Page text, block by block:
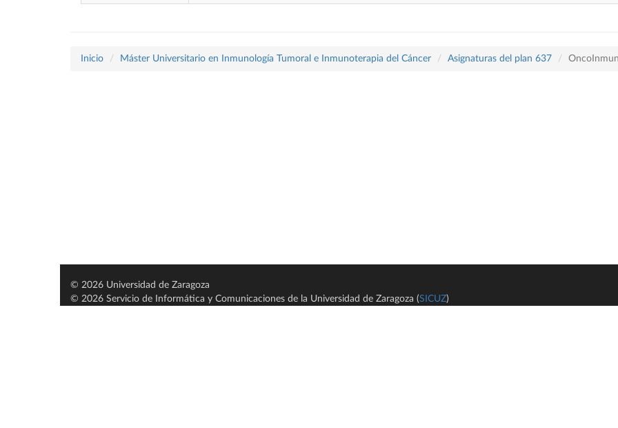
Inicio Máster Universitario en Inmunología Tumoral e Inmunoterapia del Cáncer Asignaturas del plan 637
© 2026 Universidad de Zaragoza
© 2026 Servicio de Informática y Comunicaciones de la Universidad de Zaragoza (SICUZ)